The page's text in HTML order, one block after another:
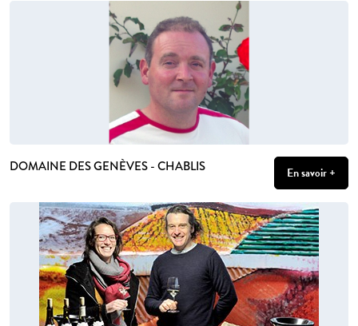
DOMAINE DES GENÈVES - CHABLIS En savoir +